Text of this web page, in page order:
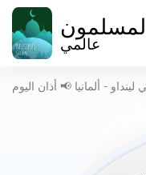
عالمي
- ألمانيا 📢 أذان اليوم